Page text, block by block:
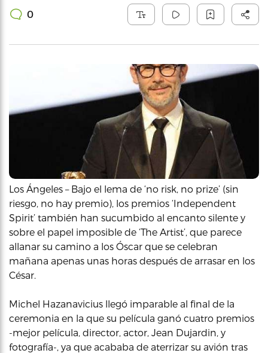
0
Los Ángeles – Bajo el lema de ‘no risk, no prize’ (sin
riesgo, no hay premio), los premios ‘Independent
Spirit’ también han sucumbido al encanto silente y
sobre el papel imposible de ‘The Artist’, que parece
allanar su camino a los Óscar que se celebran
mañana apenas unas horas después de arrasar en los
César.
Michel Hazanavicius llegó imparable al final de la
ceremonia en la que su película ganó cuatro premios
-mejor película, director, actor, Jean Dujardin, y
fotografía-, ya que acababa de aterrizar su avión tras